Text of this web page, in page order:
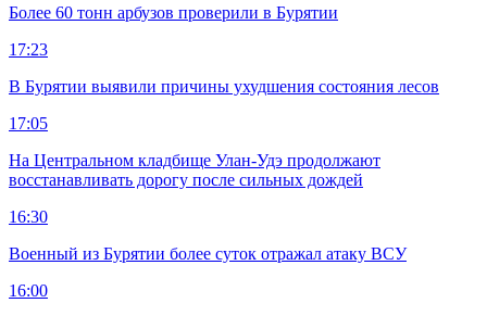
Более 60 тонн арбузов проверили в Бурятии
17:23
В Бурятии выявили причины ухудшения состояния лесов
17:05
На Центральном кладбище Улан-Удэ продолжают
восстанавливать дорогу после сильных дождей
16:30
Военный из Бурятии более суток отражал атаку ВСУ
16:00